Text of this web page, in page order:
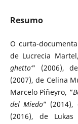
Resumo
O curta-
de Lucrecia
ghetto’” (2006),
(2007), de Celina
Marcelo Piñeyro, “
del Miedo”
(2016), de Lukas